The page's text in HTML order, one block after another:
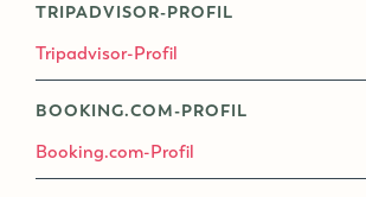
TRIPADVISOR-PROFIL
Tripadvisor-Profil
BOOKING.COM-PROFIL
Booking.com-Profil